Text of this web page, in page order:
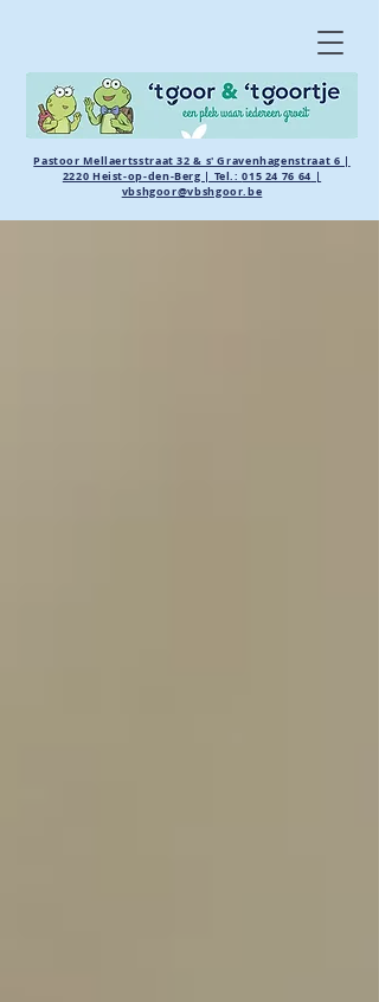
Pastoor Mellaertsstraat 32 & s' Gravenhagenstraat 6 |
2220 Heist-op-den-Berg | Tel.:015 24 76 64 |
vbshgoor@vbshgoor.be